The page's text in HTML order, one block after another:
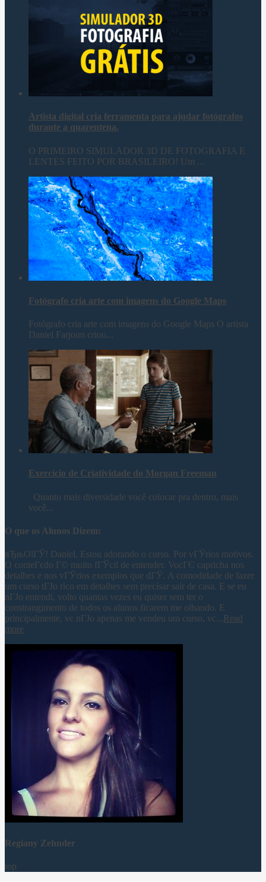
Artista digital cria ferramenta para ajudar fotógrafos
durante a quarentena.
O PRIMEIRO SIMULADOR 3D DE FOTOGRAFIA E
LENTES FEITO POR BRASILEIRO! Um ...
Fotógrafo cria arte com imagens do Google Maps
Fotógrafo cria arte com imagens do Google Maps O artista
Daniel Farjoun criou...
Exercício de Criatividade do Morgan Freeman
Quanto mais diversidade você colocar pra dentro, mais
você...
O que os Alunos Dizem:
вЂњOlГЎ! Daniel. Estou adorando o curso. Por vГЎrios motivos.
O conteГєdo Г© muito fГЎcil de entender. VocГЄ capricha nos
detalhes e nos vГЎrios exemplos que dГЎ. A comodidade de fazer
um curso tГЈo rico em detalhes sem precisar sair de casa. E se eu
nГЈo entendi, volto quantas vezes eu quiser sem ter o
constrangimento de todos os alunos ficarem me olhando. E
principalmente, vc nГЈo apenas me vendeu um curso, vc...Read
more
Regiany Zehnder
top